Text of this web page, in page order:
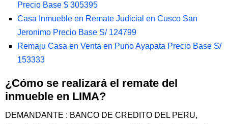
Precio Base $ 305395
Casa Inmueble en Remate Judicial en Cusco San
Jeronimo Precio Base S/ 124799
Remaju Casa en Venta en Puno Ayapata Precio Base S/
153333
¿Cómo se realizará el remate del
inmueble en LIMA?
DEMANDANTE : BANCO DE CREDITO DEL PERU,